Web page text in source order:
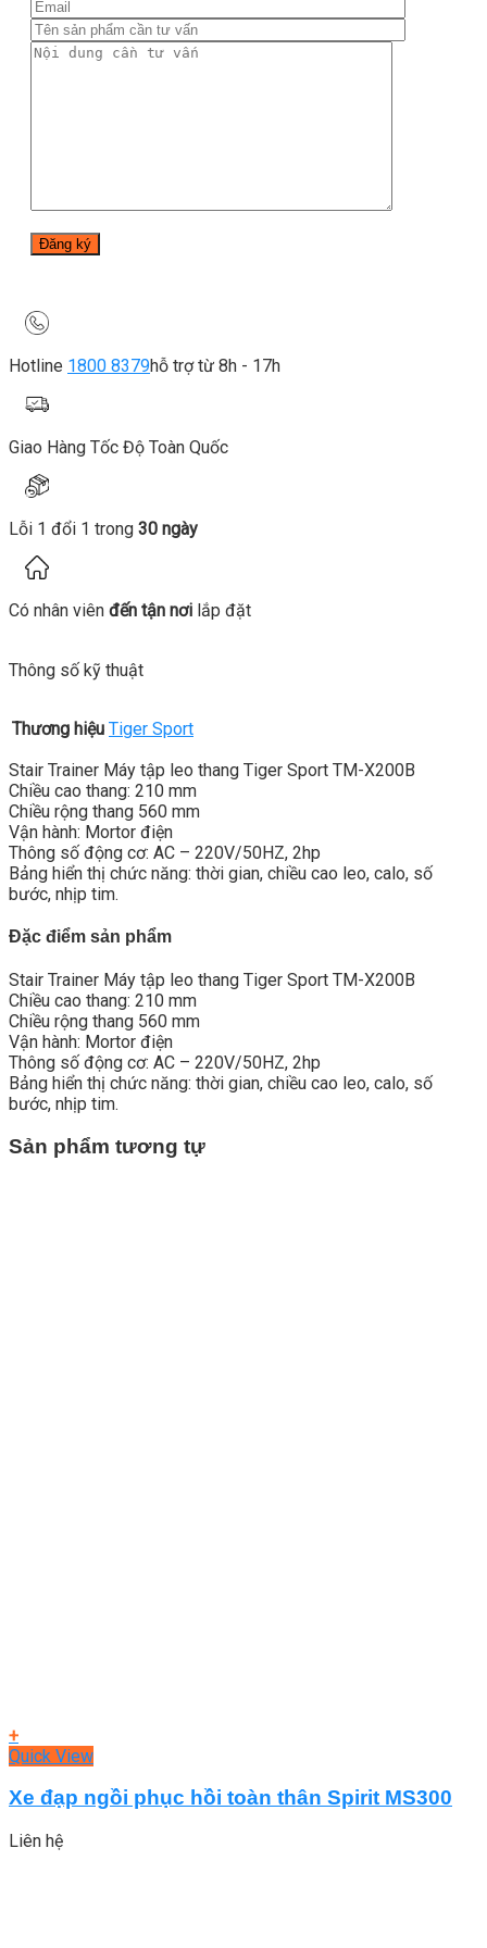
Hotline 1800 8379hỗ trợ từ 8h - 17h
Giao Hàng Tốc Độ Toàn Quốc
Lỗi 1 đổi 1 trong 30 ngày
Có nhân viên đến tận nơi lắp đặt
Thông số kỹ thuật
Thương hiệu Tiger Sport
Stair Trainer Máy tập leo thang Tiger Sport TM-X200B
Chiều cao thang: 210 mm
Chiều rộng thang 560 mm
Vận hành: Mortor điện
Thông số động cơ: AC – 220V/50HZ, 2hp
Bảng hiển thị chức năng: thời gian, chiều cao leo, calo, số
bước, nhịp tim.
Đặc điểm sản phẩm
Stair Trainer Máy tập leo thang Tiger Sport TM-X200B
Chiều cao thang: 210 mm
Chiều rộng thang 560 mm
Vận hành: Mortor điện
Thông số động cơ: AC – 220V/50HZ, 2hp
Bảng hiển thị chức năng: thời gian, chiều cao leo, calo, số
bước, nhịp tim.
Sản phẩm tương tự
+
Quick View
Xe đạp ngồi phục hồi toàn thân Spirit MS300
Liên hệ